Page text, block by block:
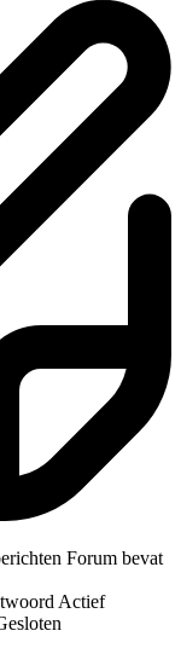
Forum bevat
Actief